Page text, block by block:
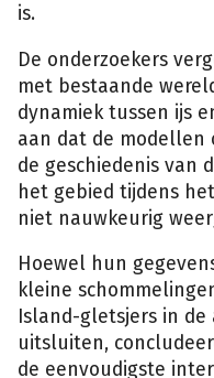
is.
De onderzoekers
met bestaande
dynamiek tussen ijs
aan dat de modellen
de geschiedenis van
het gebied tijdens
niet nauwkeurig
Hoewel hun
kleine
Island-gletsjers in
uitsluiten,
de eenvoudigste